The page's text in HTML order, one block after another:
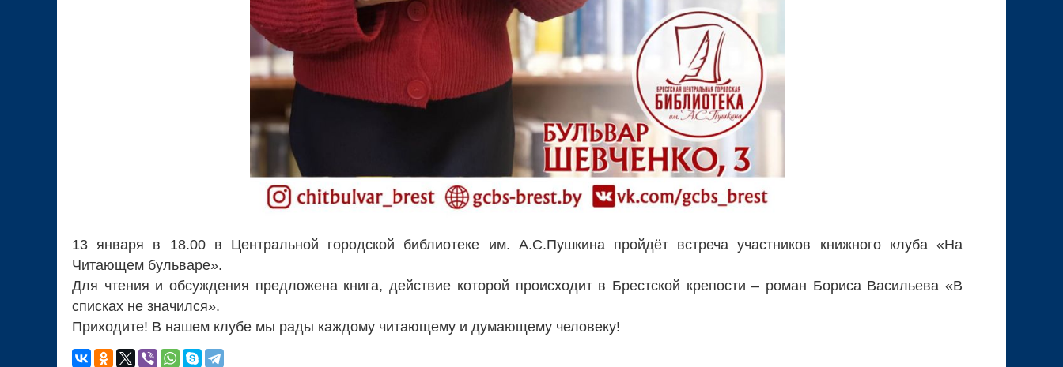
13 января в 18.00 в Центральной городской библиотеке им. А.С.Пушкина пройдёт встреча участников книжного клуба «На
Читающем бульваре».
Для чтения и обсуждения предложена книга, действие которой происходит в Брестской крепости – роман Бориса Васильева «В
списках не значился».
Приходите! В нашем клубе мы рады каждому читающему и думающему человеку!